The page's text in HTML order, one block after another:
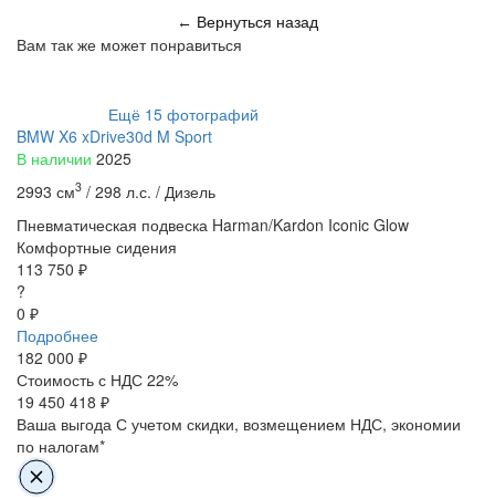
← Вернуться назад
Вам так же может понравиться
Ещё 15 фотографий
BMW X6 xDrive30d M Sport
В наличии 2025
2993 см3 / 298 л.с. / Дизель
Пневматическая подвеска Harman/Kardon Iconic Glow
Комфортные сидения
113 750 ₽
?
0 ₽
Подробнее
182 000 ₽
Стоимость с НДС 22%
19 450 418 ₽
Ваша выгода С учетом скидки, возмещением НДС, экономии
по налогам*